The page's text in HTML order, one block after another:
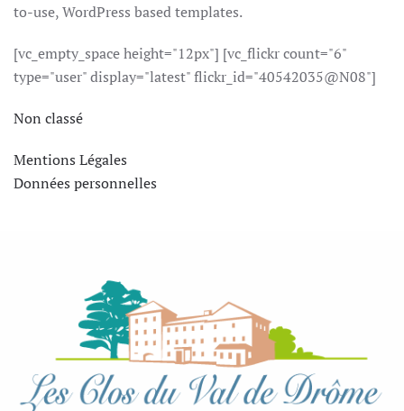
to-use, WordPress based templates.
[vc_empty_space height="12px"] [vc_flickr count="6"
type="user" display="latest" flickr_id="40542035@N08"]
Non classé
Mentions Légales
Données personnelles